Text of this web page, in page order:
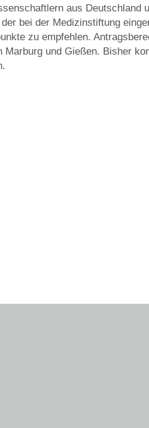
aus Deutschland
bei der Medizinstiftung
zu empfehlen.
und Gießen. Bisher